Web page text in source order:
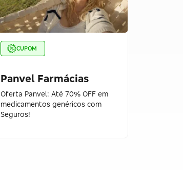
CUPOM
Panvel Farmácias
Oferta Panvel: Até 70% OFF em
medicamentos genéricos com
Seguros!